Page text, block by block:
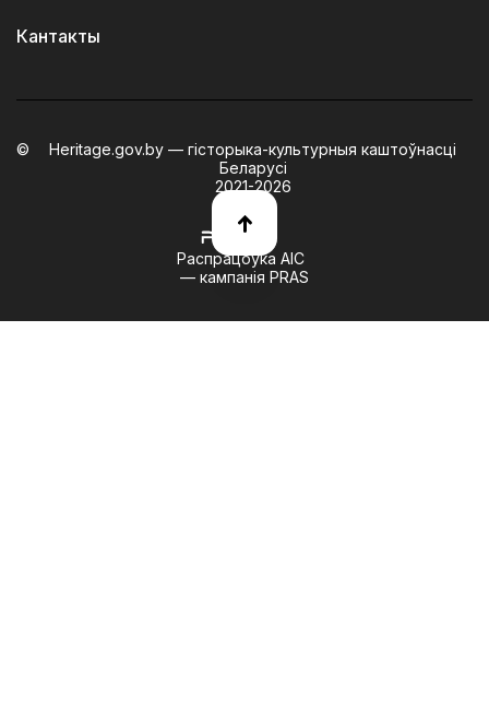
Кантакты
Heritage.gov.by — гісторыка-культурныя каштоўнасці
Беларусі
2021-2026
Распрацоўка АІС
— кампанія PRAS